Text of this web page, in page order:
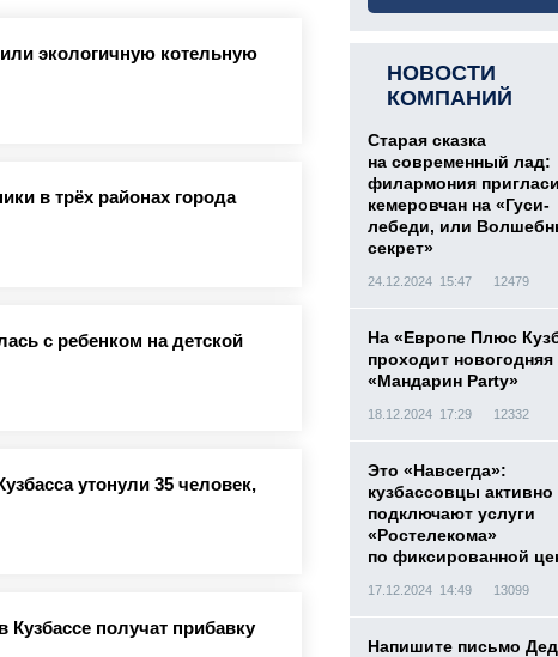
экологичную котельную
в трёх районах города
с ребенком на детской
утонули 35 человек,
Кузбассе получат прибавку
НОВОСТИ
КОМПАНИЙ
Старая сказка
на современный лад:
филармония
кемеровчан на «Гуси-
лебеди, или
секрет»
24.12.2024 15:47 12479
На «Европе Плюс
проходит новогодняя
«Мандарин Party»
18.12.2024 17:29 12332
Это «Навсегда»:
кузбассовцы активно
подключают услуги
«Ростелекома»
по фиксированной
17.12.2024 14:49 13099
Напишите письмо